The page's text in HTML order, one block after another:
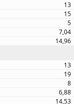
13
15
5
7,04
14,96
13
19
8
6,88
14,53